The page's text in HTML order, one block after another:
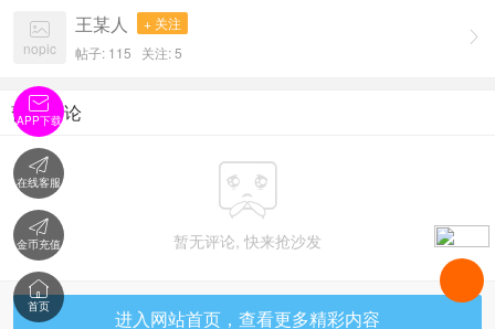


nopic
王某人
+ 关注
帖子: 115 关注:5
暂无评论

暂无评论, 快来抢沙发
进入网站首页，查看更多精彩内容

APP下载

在线客服

金币充值

首页